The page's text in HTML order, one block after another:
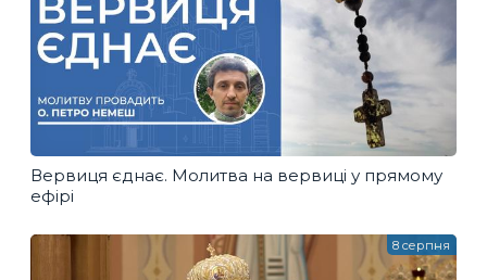
Вервиця єднає. Молитва на вервиці у прямому
ефірі
8 серпня